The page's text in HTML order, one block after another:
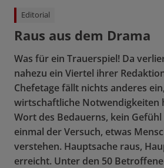
Editorial
Raus aus dem Drama
Was für ein Trauerspiel! Da
nahezu ein Viertel ihrer
Chefetage fällt nichts anderes
wirtschaftliche Notwendigkeiten
Wort des Bedauerns, kein
einmal der Versuch, etwas
verstehen. Hauptsache raus,
erreicht. Unter den 50